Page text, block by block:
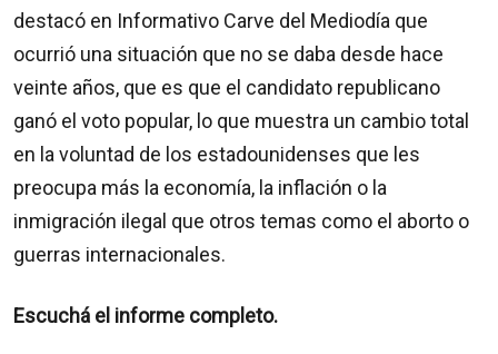
destacó en Informativo Carve del Mediodía que
ocurrió una situación que no se daba desde hace
veinte años, que es que el candidato republicano
ganó el voto popular, lo que muestra un cambio total
en la voluntad de los estadounidenses que les
preocupa más la economía, la inflación o la
inmigración ilegal que otros temas como el aborto o
guerras internacionales.
Escuchá el informe completo.